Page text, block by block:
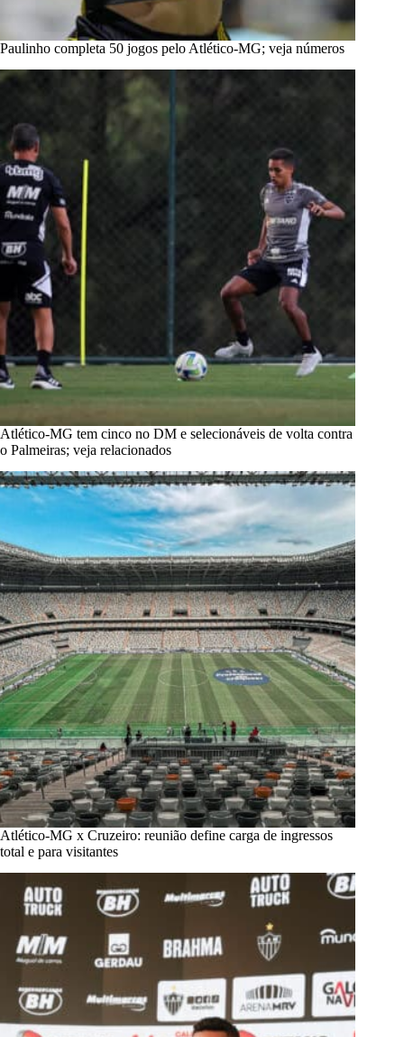
Paulinho completa 50 jogos pelo Atlético-MG; veja números
Atlético-MG tem cinco no DM e selecionáveis de volta contra
o Palmeiras; veja relacionados
Atlético-MG x Cruzeiro: reunião define carga de ingressos
total e para visitantes